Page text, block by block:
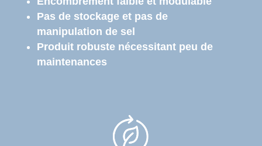
Pas de stockage et pas de
manipulation de sel
Produit robuste nécessitant peu de
maintenances